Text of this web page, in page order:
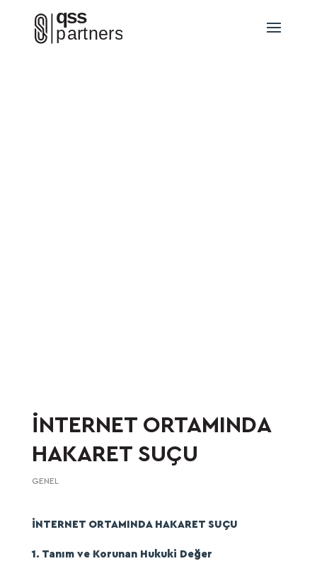
İNTERNET ORTAMINDA
HAKARET SUÇU
GENEL
İNTERNET ORTAMINDA HAKARET SUÇU
1. Tanım ve Korunan Hukuki Değer